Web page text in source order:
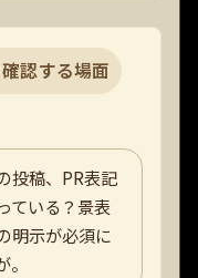
認する場面
投稿、PR表記
ている？景表
明示が必須に